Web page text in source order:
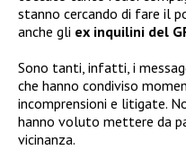
stanno cercando di fare il
anche gli ex inquilini del
Sono tanti, infatti, i
che hanno condiviso
incomprensioni e litigate.
hanno voluto mettere da
vicinanza.